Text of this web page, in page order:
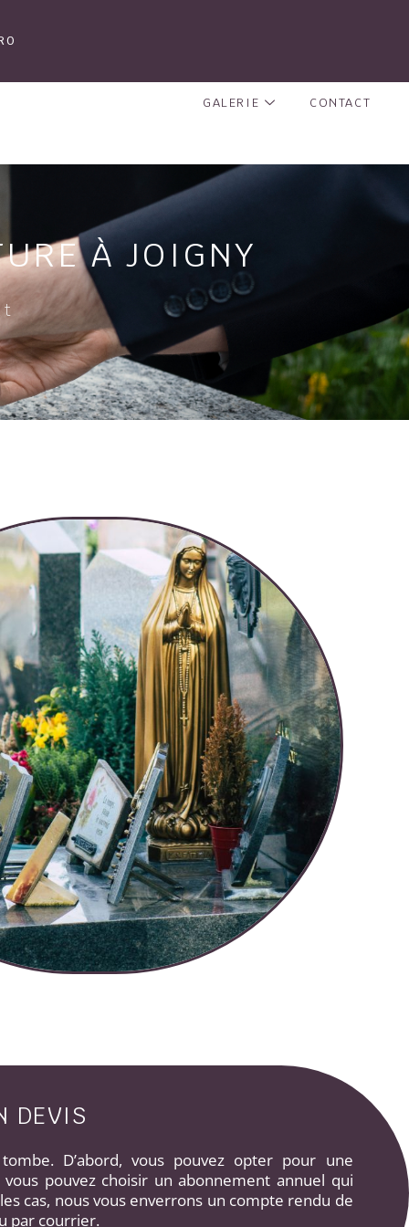
GALERIE CONTACT
À JOIGNY
DEVIS
D’abord, vous pouvez opter pour une
pouvez choisir un abonnement annuel qui
cas, nous vous enverrons un compte rendu de
par courrier.